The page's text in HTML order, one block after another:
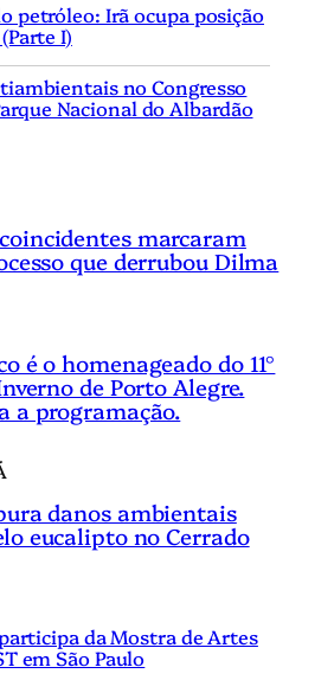
petróleo: Irã ocupa posição
I)
no Congresso
Nacional do Albardão
marcaram
que derrubou Dilma
é o homenageado do 11°
de Porto Alegre.
a programação.
danos ambientais
eucalipto no Cerrado
da Mostra de Artes
em São Paulo